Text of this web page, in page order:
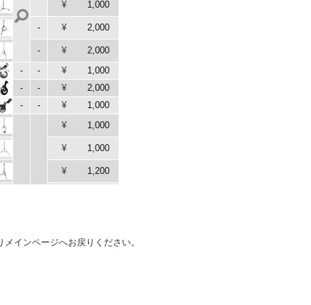
¥ 1,000
- ¥ 2,000
- ¥ 2,000
- - ¥ 1,000
- - ¥ 2,000
- - ¥ 1,000
¥ 1,000
¥ 1,000
¥ 1,200
¥ 1,200
インページへお戻りください。